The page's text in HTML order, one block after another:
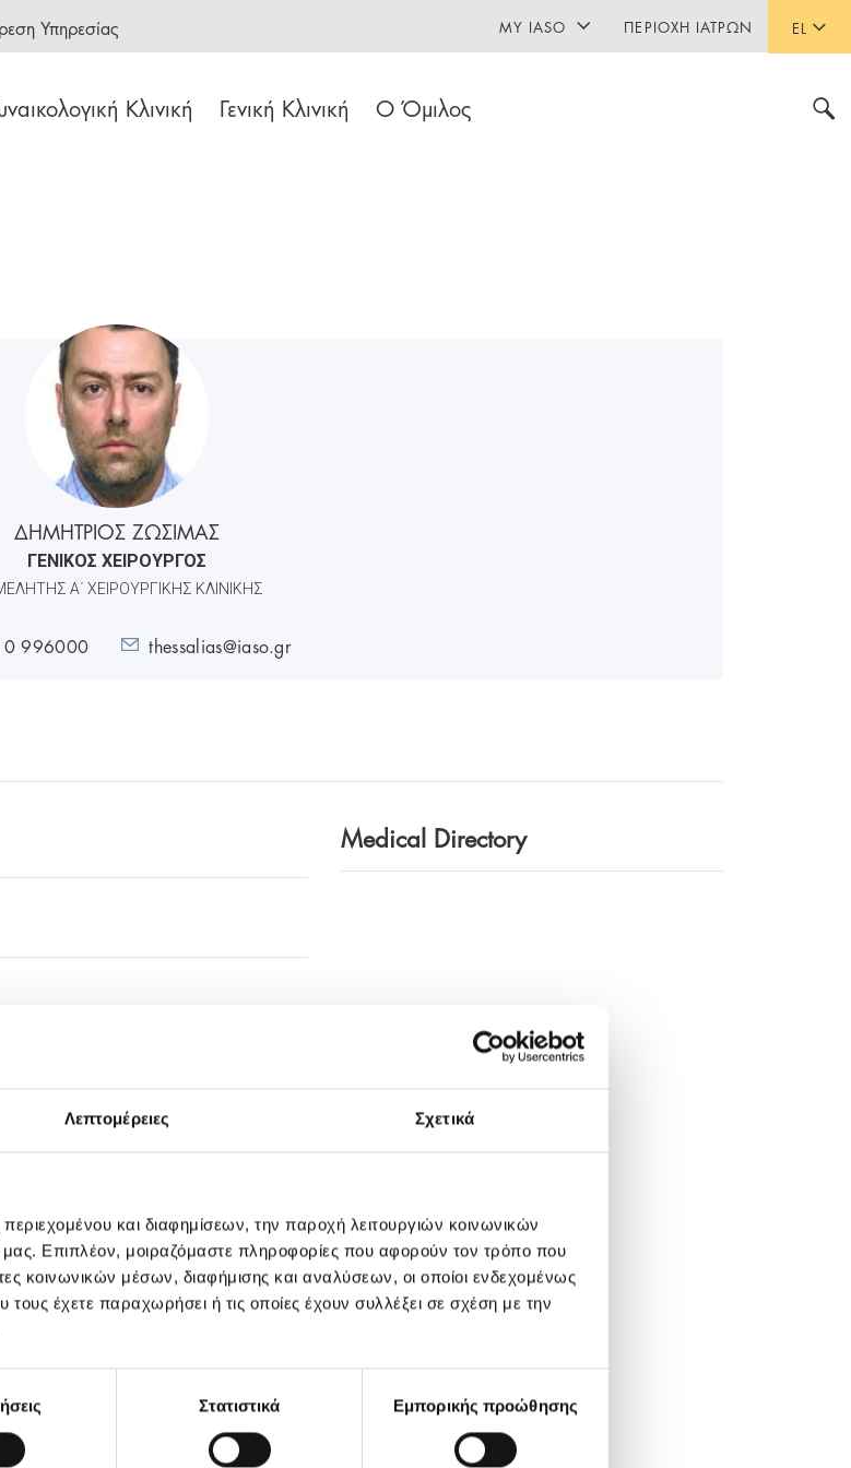
Λεπτομέρειες Σχετικά
και διαφημίσεων, την παροχή λειτουργιών κοινωνικών
μας. Επιπλέον, μοιραζόμαστε πληροφορίες που αφορούν τον τρόπο που
κοινωνικών μέσων, διαφήμισης και αναλύσεων, οι οποίοι ενδεχομένως
έχετε παραχωρήσει ή τις οποίες έχουν συλλέξει σε σχέση με την
Στατιστικά Εμπορικής προώθησης
EL
Κλινική Γενική Κλινική Ο Όμιλος
Υπηρεσίας MY IASO ΠΕΡΙΟΧΉ ΙΑΤΡΏΝ
ΔΗΜΗΤΡΙΟΣ ΖΩΣΙΜΑΣ
ΓΕΝΙΚΟΣ ΧΕΙΡΟΥΡΓΟΣ
Α΄ ΧΕΙΡΟΥΡΓΙΚΉΣ ΚΛΙΝΙΚΉΣ
996000 thessalias@iaso.gr
Medical Directory